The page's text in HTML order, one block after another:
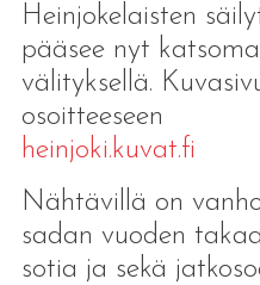
Heinjokelaisten
pääsee nyt
välityksellä.
osoitteeseen
heinjoki.kuvat.fi
Nähtävillä on
sadan vuoden
sotia ja sekä